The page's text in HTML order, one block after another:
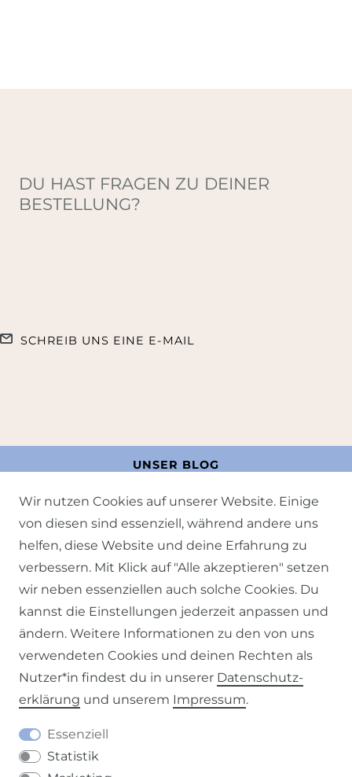
DU HAST FRAGEN ZU DEINER
BESTELLUNG?
SCHREIB UNS EINE E-MAIL
UNSER BLOG
RATGEBER STOFFE
Wir sind bekannt aus:
Wir nutzen Cookies auf unserer Website. Einige
von diesen sind essenziell, während andere uns
helfen, diese Website und deine Erfahrung zu
verbessern. Mit Klick auf "Alle akzeptieren" setzen
wir neben essenziellen auch solche Cookies. Du
kannst die Einstellungen jederzeit anpassen und
ändern. Weitere Informationen zu den von uns
verwendeten Cookies und deinen Rechten als
Nutzer*in findest du in unserer Daten­schutz­
erklärung und unserem Impressum.
Essenziell
Statistik